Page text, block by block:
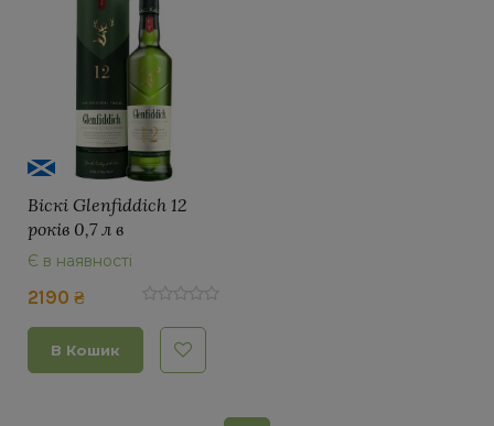
Віскі Glenfiddich 12
років 0,7 л в
подарунковій упаковці
Є в наявності
2190 ₴
В Кошик